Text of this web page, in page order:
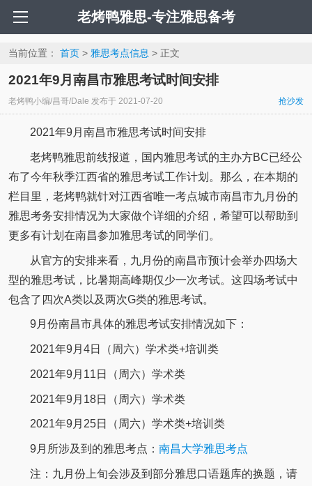
老烤鸭雅思-专注雅思备考
当前位置： 首页> 雅思考点信息 > 正文
2021年9月南昌市雅思考试时间安排
老烤鸭小编/昌哥/Dale 发布于 2021-07-20 抢沙发
2021年9月南昌市雅思考试时间安排
老烤鸭雅思前线报道，国内雅思考试的主办方BC已经公
布了今年秋季江西省的雅思考试工作计划。那么，在本期的
栏目里，老烤鸭就针对江西省唯一考点城市南昌市九月份的
雅思考务安排情况为大家做个详细的介绍，希望可以帮助到
更多有计划在南昌参加雅思考试的同学们。
从官方的安排来看，九月份的南昌市预计会举办四场大
型的雅思考试，比暑期高峰期仅少一次考试。这四场考试中
包含了四次A类以及两次G类的雅思考试。
9月份南昌市具体的雅思考试安排情况如下：
2021年9月4日（周六）学术类+培训类
2021年9月11日（周六）学术类
2021年9月18日（周六）学术类
2021年9月25日（周六）学术类+培训类
9月所涉及到的雅思考点： 南昌大学雅思考点
注：九月份上旬会涉及到部分雅思口语题库的换题，请